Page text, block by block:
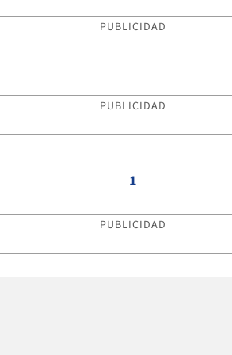
PUBLICIDAD
PUBLICIDAD
1
PUBLICIDAD